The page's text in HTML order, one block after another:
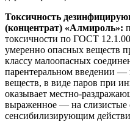
Токсичность
(концентрат) «Алмироль»:
токсичности по ГОСТ
умеренно опасных веществ
классу малоопасных
парентеральном введении —
веществ, в виде паров при
оказывает местно-
выраженное — на слизистые
сенсибилизирующим